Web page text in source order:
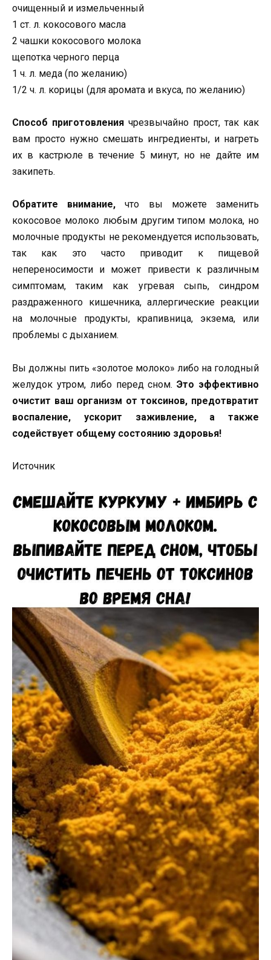
очищенный и измельченный
1 ст. л. кокосового масла
2 чашки кокосового молока
щепотка черного перца
1 ч. л. меда (по желанию)
1/2 ч. л. корицы (для аромата и вкуса, по желанию)
Способ приготовления чрезвычайно прост, так как
вам просто нужно смешать ингредиенты, и нагреть
их в кастрюле в течение 5 минут, но не дайте им
закипеть.
Обратите внимание, что вы можете заменить
кокосовое молоко любым другим типом молока, но
молочные продукты не рекомендуется использовать,
так как это часто приводит к пищевой
непереносимости и может привести к различным
симптомам, таким как угревая сыпь, синдром
раздраженного кишечника, аллергические реакции
на молочные продукты, крапивница, экзема, или
проблемы с дыханием.
Вы должны пить «золотое молоко» либо на голодный
желудок утром, либо перед сном.Это эффективно
очистит ваш организм от токсинов, предотвратит
воспаление, ускорит заживление, а также
содействует общему состоянию здоровья!
Источник